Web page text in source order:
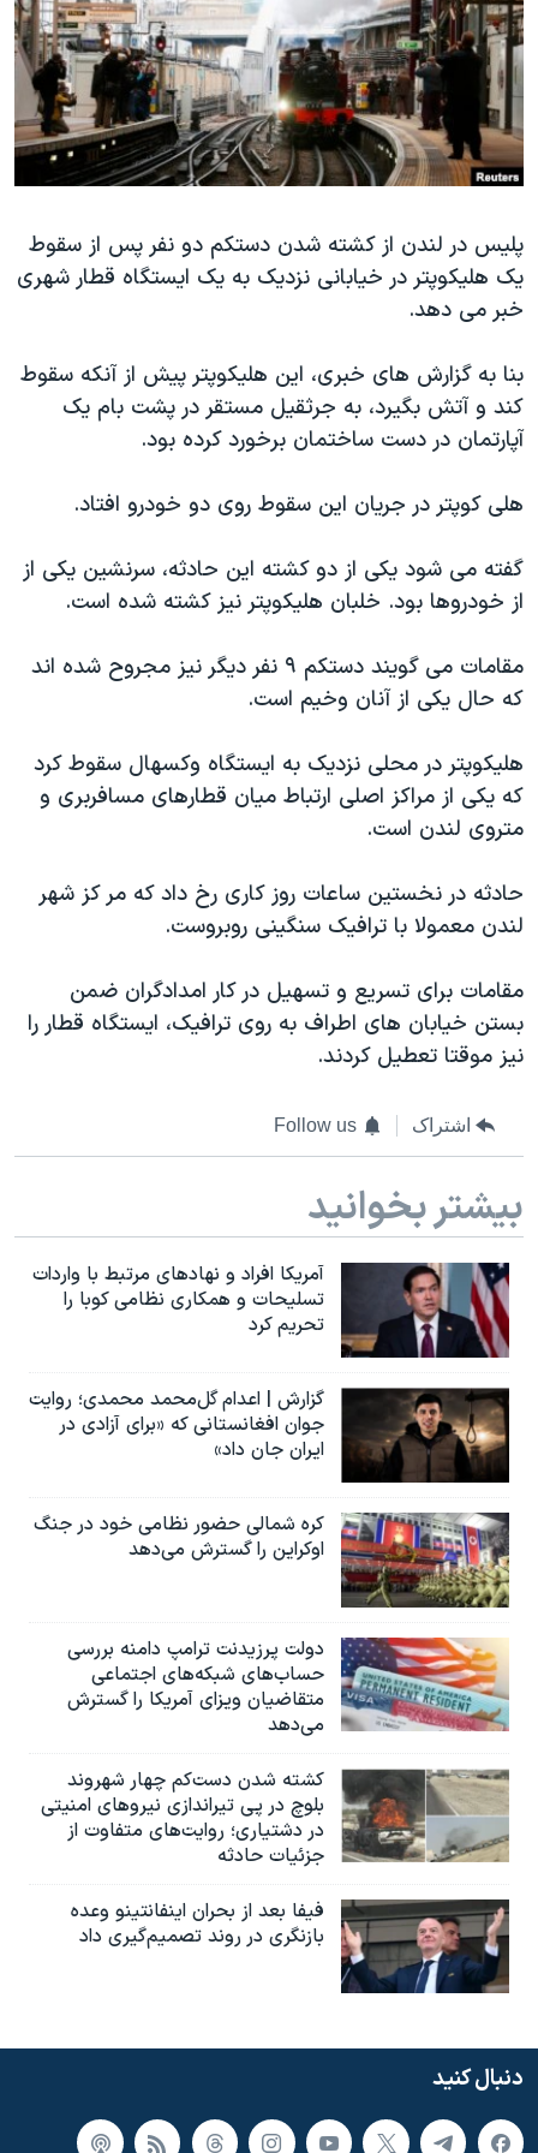
فرهنگ و زندگی
حقوق شهروندی
اقتصادی
علم و فناوری
گالری عکس
آرشیو پخش زنده
مستندها
انتخابات ریاست جمهوری آمریکا ۲۰۲۴
حمله جمهوری اسلامی به اسرائیل
رمز مهسا
اعتراضات زن، زندگی، آزادی
مجموعه مستندهای دادخواهی
تریبونال مردمی آبان ۹۸
دادگاه حمید نوری
چهل سال گروگان‌گیری
قانون شفافیت دارائی کادر رهبری ایران
اعتراضات مردمی آبان ۹۸
نرگس محمدی برنده جایزه نوبل صلح
صفحه‌های ویژه
سفر پرزیدنت ترامپ به چین
دنبال کنید
زبانهای مختلف
پلیس در لندن از کشته شدن دستکم دو نفر پس از سقوط
یک هلیکوپتر در خیابانی نزدیک به یک ایستگاه قطار شهری
خبر می دهد.
بنا به گزارش های خبری، این هلیکوپتر پیش از آنکه سقوط
کند و آتش بگیرد، به جرثقیل مستقر در پشت بام یک
آپارتمان در دست ساختمان برخورد کرده بود.
هلی کوپتر در جریان این سقوط روی دو خودرو افتاد.
گفته می شود یکی از دو کشته این حادثه، سرنشین یکی از
از خودروها بود. خلبان هلیکوپتر نیز کشته شده است.
مقامات می گویند دستکم ۹ نفر دیگر نیز مجروح شده اند
که حال یکی از آنان وخیم است.
هلیکوپتر در محلی نزدیک به ایستگاه وکسهال سقوط کرد
که یکی از مراکز اصلی ارتباط میان قطارهای مسافربری و
متروی لندن است.
حادثه در نخستین ساعات روز کاری رخ داد که مر کز شهر
لندن معمولا با ترافیک سنگینی روبروست.
مقامات برای تسریع و تسهیل در کار امدادگران ضمن
بستن خیابان های اطراف به روی ترافیک، ایستگاه قطار را
نیز موقتا تعطیل کردند.
اشتراک Follow us
بیشتر بخوانید
آمریکا افراد و نهادهای مرتبط با واردات
تسلیحات و همکاری نظامی کوبا را
تحریم کرد
گزارش | اعدام گل‌محمد محمدی؛ روایت
جوان افغانستانی که «برای آزادی در
ایران جان داد»
کره شمالی حضور نظامی خود در جنگ
اوکراین را گسترش می‌دهد
دولت پرزیدنت ترامپ دامنه بررسی
حساب‌های شبکه‌های اجتماعی
متقاضیان ویزای آمریکا را گسترش
می‌دهد
کشته شدن دست‌کم چهار شهروند
بلوچ در پی تیراندازی نیروهای امنیتی
در دشتیاری؛ روایت‌های متفاوت از
جزئیات حادثه
فیفا بعد از بحران اینفانتینو وعده
بازنگری در روند تصمیم‌گیری داد
دنبال کنید